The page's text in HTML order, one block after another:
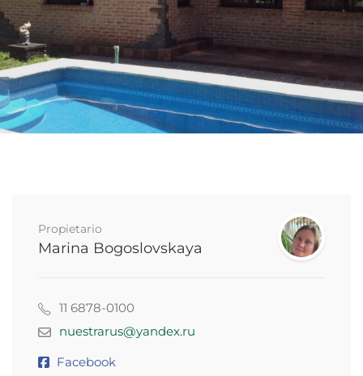
Propietario
Marina Bogoslovskaya
11 6878-0100
nuestrarus@yandex.ru
Facebook